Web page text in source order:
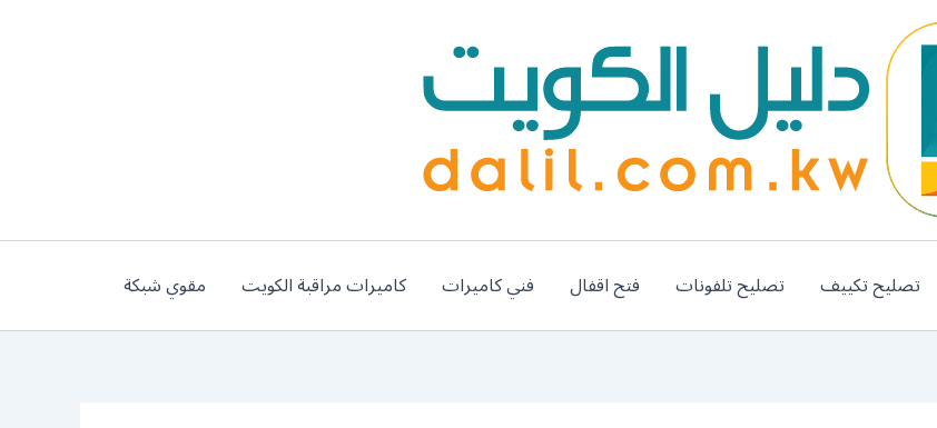
تصليح تكييف تصليح تلفونات فتح اقفال فني كاميرات كاميرات مراقبة الكويت مقوي شبكة